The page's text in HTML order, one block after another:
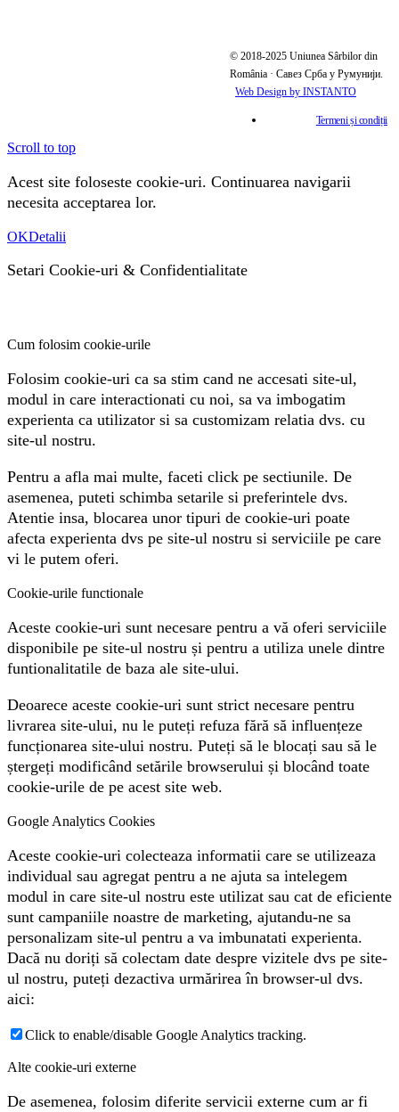
© 2018-2025 Uniunea Sârbilor din
România · Савез Срба у Румунији.
Web Design by INSTANTO
Termeni și condiții
Scroll to top
Acest site foloseste cookie-uri. Continuarea navigarii
necesita acceptarea lor.
OKDetalii
Setari Cookie-uri & Confidentialitate
Cum folosim cookie-urile
Folosim cookie-uri ca sa stim cand ne accesati site-ul,
modul in care interactionati cu noi, sa va imbogatim
experienta ca utilizator si sa customizam relatia dvs. cu
site-ul nostru.
Pentru a afla mai multe, faceti click pe sectiunile. De
asemenea, puteti schimba setarile si preferintele dvs.
Atentie insa, blocarea unor tipuri de cookie-uri poate
afecta experienta dvs pe site-ul nostru si serviciile pe care
vi le putem oferi.
Cookie-urile functionale
Aceste cookie-uri sunt necesare pentru a vă oferi serviciile
disponibile pe site-ul nostru și pentru a utiliza unele dintre
funtionalitatile de baza ale site-ului.
Deoarece aceste cookie-uri sunt strict necesare pentru
livrarea site-ului, nu le puteți refuza fără să influențeze
funcționarea site-ului nostru. Puteți să le blocați sau să le
ștergeți modificând setările browserului și blocând toate
cookie-urile de pe acest site web.
Google Analytics Cookies
Aceste cookie-uri colecteaza informatii care se utilizeaza
individual sau agregat pentru a ne ajuta sa intelegem
modul in care site-ul nostru este utilizat sau cat de eficiente
sunt campaniile noastre de marketing, ajutandu-ne sa
personalizam site-ul pentru a va imbunatati experienta.
Dacă nu doriți să colectam date despre vizitele dvs pe site-
ul nostru, puteți dezactiva urmărirea în browser-ul dvs.
aici:
Click to enable/disable Google Analytics tracking.
Alte cookie-uri externe
De asemenea, folosim diferite servicii externe cum ar fi